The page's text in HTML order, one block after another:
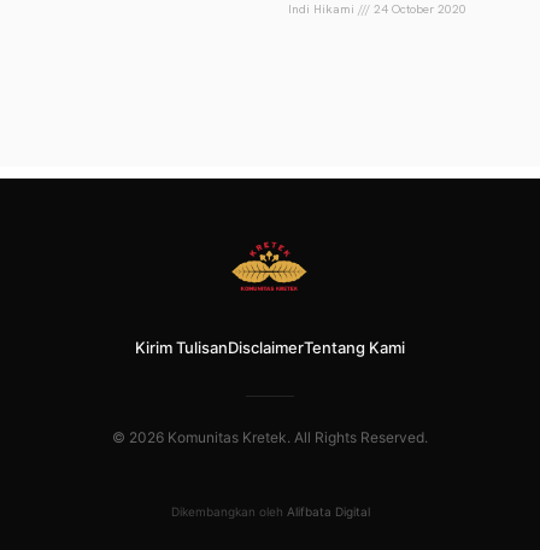
Indi Hikami 24 October 2020
Kirim TulisanDisclaimerTentang Kami
© 2026 Komunitas Kretek. All Rights Reserved.
Dikembangkan oleh Alifbata Digital